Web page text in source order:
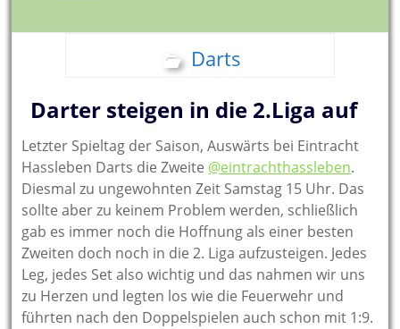
Darts
Darter steigen in die 2.Liga auf
Letzter Spieltag der Saison, Auswärts bei Eintracht
Hassleben Darts die Zweite @eintrachthassleben.
Diesmal zu ungewohnten Zeit Samstag 15 Uhr. Das
sollte aber zu keinem Problem werden, schließlich
gab es immer noch die Hoffnung als einer besten
Zweiten doch noch in die 2. Liga aufzusteigen. Jedes
Leg, jedes Set also wichtig und das nahmen wir uns
zu Herzen und legten los wie die Feuerwehr und
führten nach den Doppelspielen auch schon mit 1:9.